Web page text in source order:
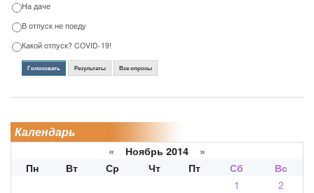
На даче
В отпуск не поеду
Какой отпуск? COVID-19!
Голосовать Результаты Все опросы
Календарь
« Ноябрь 2014 »
Пн
Вт Ср Чт Пт Сб
Вс
1
2